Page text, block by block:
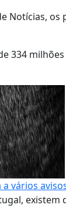
Notícias,
334
vários